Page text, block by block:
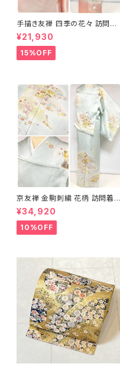
手描き友禅 四季の花々 訪問着
袷 正絹 サーモンピンク クリー
ム 白 桃花色 1434
¥21,930
15%OFF
京友禅 金駒刺繍 花柄 訪問着
正絹 水色 黄緑 パステルカラー
アイスグリーン 1433
¥34,920
10%OFF